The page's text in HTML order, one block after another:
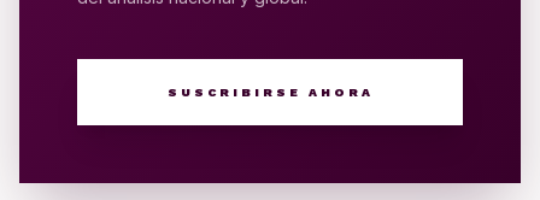
SUSCRIBIRSE AHORA